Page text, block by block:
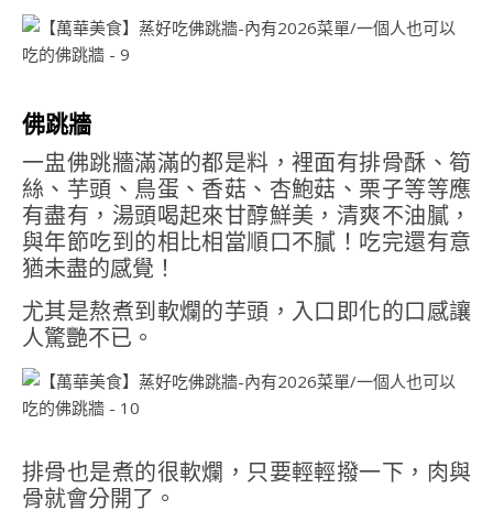
佛跳牆
一盅佛跳牆滿滿的都是料，裡面有排骨酥、筍
絲、芋頭、鳥蛋、香菇、杏鮑菇、栗子等等應
有盡有，湯頭喝起來甘醇鮮美，清爽不油膩，
與年節吃到的相比相當順口不膩！吃完還有意
猶未盡的感覺！
尤其是熬煮到軟爛的芋頭，入口即化的口感讓
人驚艷不已。
排骨也是煮的很軟爛，只要輕輕撥一下，肉與
骨就會分開了。